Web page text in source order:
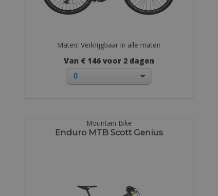
Maten: Verkrijgbaar in alle maten
Van € 146 voor 2 dagen
Mountain Bike
Enduro MTB Scott Genius